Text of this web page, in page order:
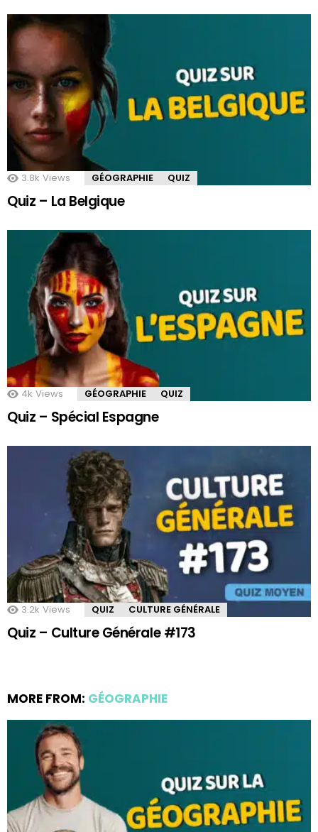
3.8k Views GÉOGRAPHIE QUIZ
Quiz – La Belgique
4k Views GÉOGRAPHIE QUIZ
Quiz – Spécial Espagne
3.2k Views QUIZ CULTURE GÉNÉRALE
Quiz – Culture Générale #173
MORE FROM: GÉOGRAPHIE